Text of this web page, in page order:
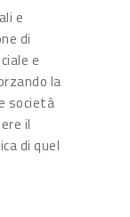
e
di
e
la
società
il
di quel